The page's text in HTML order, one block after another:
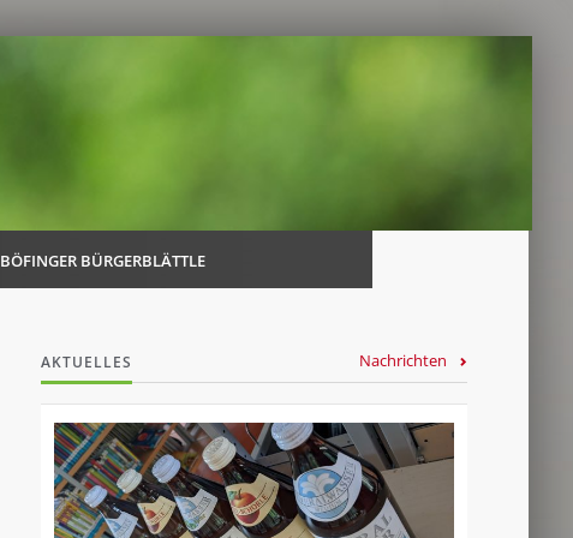
BÖFINGER BÜRGERBLÄTTLE
AKTUELLES Nachrichten